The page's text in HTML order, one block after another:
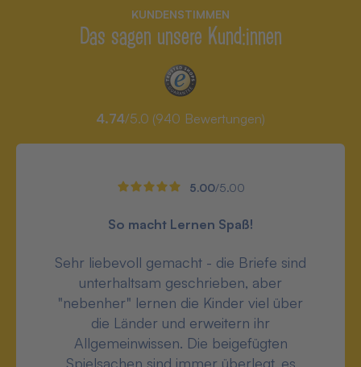
KUNDENSTIMMEN
Das sagen unsere Kund:innen
4.74/5.0 (940 Bewertungen)
5.00/5.00
So macht Lernen Spaß!
Sehr liebevoll gemacht - die Briefe sind
unterhaltsam geschrieben, aber
"nebenher" lernen die Kinder viel über
die Länder und erweitern ihr
Allgemeinwissen. Die beigefügten
Spielsachen sind immer überlegt, es